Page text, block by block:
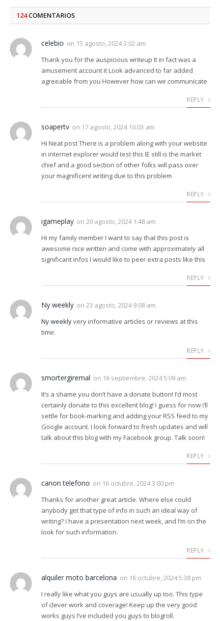
124COMENTARIOS
celebio on 15 agosto, 2024 3:02 am
Thank you for the auspicious writeup It in fact was a
amusement account it Look advanced to far added
agreeable from you However how can we communicate
REPLY
soapertv on 17 agosto, 2024 10:03 am
Hi Neat post There is a problem along with your website
in internet explorer would test this IE still is the market
chief and a good section of other folks will pass over
your magnificent writing due to this problem
REPLY
igameplay on 20 agosto, 2024 1:48 am
Hi my family member I want to say that this post is
awesome nice written and come with approximately all
significant infos I would like to peer extra posts like this
REPLY
Ny weekly on 23 agosto, 2024 9:08 am
Ny weeklyvery informative articles or reviews at this
time.
REPLY
smortergiremal on 16 septiembre, 2024 5:09 am
It’s a shame you don’t have a donate button! I’d most
certainly donate to this excellent blog! I guess for now i’ll
settle for book-marking and adding your RSS feed to my
Google account. I look forward to fresh updates and will
talk about this blog with my Facebook group. Talk soon!
REPLY
canon telefono on 16 octubre, 2024 3:00 pm
Thanks for another great article. Where else could
anybody get that type of info in such an ideal way of
writing? I have a presentation next week, and I’m on the
look for such information.
REPLY
alquiler moto barcelona on 16 octubre, 2024 5:38 pm
I really like what you guys are usually up too. This type
of clever work and coverage! Keep up the very good
works guys I’ve included you guys to blogroll.